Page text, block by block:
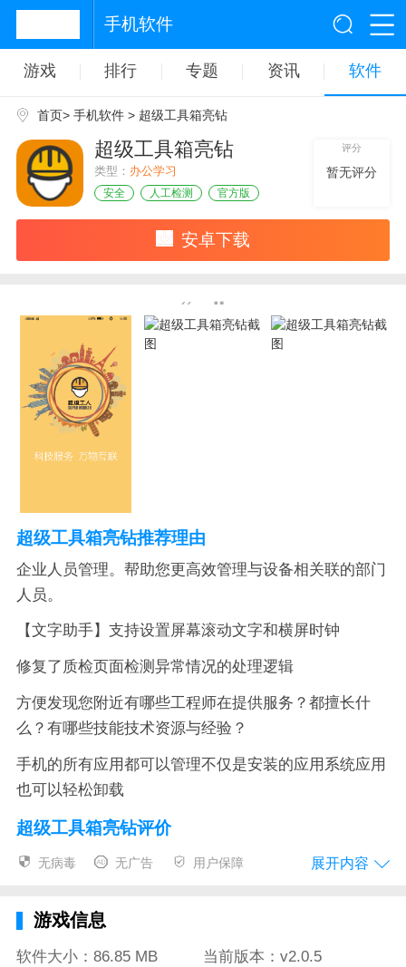
手机软件
游戏 排行 专题 资讯 软件
首页> 手机软件> 超级工具箱亮钻
超级工具箱亮钻
类型： 办公学习
安全 人工检测 官方版
评分
暂无评分
安卓下载
超级工具箱亮钻推荐理由
企业人员管理。帮助您更高效管理与设备相关联的部门
人员。
【文字助手】支持设置屏幕滚动文字和横屏时钟
修复了质检页面检测异常情况的处理逻辑
方便发现您附近有哪些工程师在提供服务？都擅长什
么？有哪些技能技术资源与经验？
手机的所有应用都可以管理不仅是安装的应用系统应用
也可以轻松卸载
超级工具箱亮钻评价
超级工地是国内领先的建筑劳务管理解决方案供应商是
技术的软硬件一体化劳务管理系统。
查看垃圾分类的信息并查询垃圾信息分类管理更方便提
无病毒 无广告 用户保障 展开内容
游戏信息
软件大小：86.85 MB
当前版本：v2.0.5